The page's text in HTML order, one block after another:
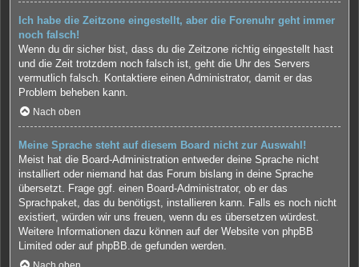
Ich habe die Zeitzone eingestellt, aber die Forenuhr geht immer
noch falsch!
Wenn du dir sicher bist, dass du die Zeitzone richtig eingestellt hast
und die Zeit trotzdem noch falsch ist, geht die Uhr des Servers
vermutlich falsch. Kontaktiere einen Administrator, damit er das
Problem beheben kann.
Nach oben
Meine Sprache steht auf diesem Board nicht zur Auswahl!
Meist hat die Board-Administration entweder deine Sprache nicht
installiert oder niemand hat das Forum bislang in deine Sprache
übersetzt. Frage ggf. einen Board-Administrator, ob er das
Sprachpaket, das du benötigst, installieren kann. Falls es noch nicht
existiert, würden wir uns freuen, wenn du es übersetzen würdest.
Weitere Informationen dazu können auf der Website von phpBB
Limited oder auf phpBB.de gefunden werden.